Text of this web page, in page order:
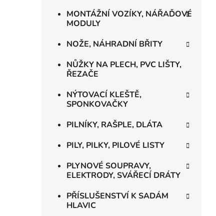
MONTÁŽNÍ VOZÍKY, NÁŘAĎOVÉ
MODULY
NOŽE, NÁHRADNÍ BŘITY
NŮŽKY NA PLECH, PVC LIŠTY,
ŘEZAČE
NÝTOVACÍ KLEŠTĚ,
SPONKOVAČKY
PILNÍKY, RAŠPLE, DLÁTA
PILY, PILKY, PILOVÉ LISTY
PLYNOVÉ SOUPRAVY,
ELEKTRODY, SVÁŘECÍ DRÁTY
PŘÍSLUŠENSTVÍ K SADÁM
HLAVIC